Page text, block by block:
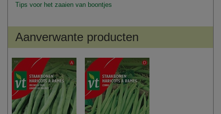
Tips voor het zaaien van boontjes
Aanverwante producten